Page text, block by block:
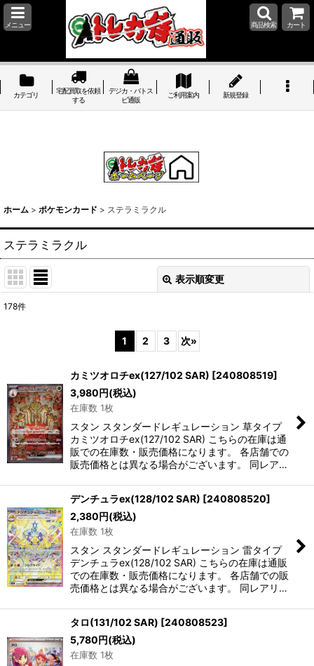
メニュー 商品検索 カート
カテゴリ
宅配買取を依頼
する
デジカ・バトス
ピ通販
ご利用案内 新規登録
ホーム > ポケモンカード > ステラミラクル
ステラミラクル
表示順変更
178件
1 2 3 次»
カミツオロチex(127/102 SAR) [240808519]
3,980円(税込)
在庫数 1枚
スタン スタンダードレギュレーション 草タイプ
カミツオロチex(127/102 SAR) こちらの在庫は通
販での在庫数・販売価格になります。 各店舗での
販売価格とは異なる場合がございます。 同レア…
デンチュラex(128/102 SAR) [240808520]
2,380円(税込)
在庫数 1枚
スタン スタンダードレギュレーション 雷タイプ
デンチュラex(128/102 SAR) こちらの在庫は通販
での在庫数・販売価格になります。 各店舗での販
売価格とは異なる場合がございます。 同レアリ…
タロ(131/102 SAR) [240808523]
5,780円(税込)
在庫数 1枚